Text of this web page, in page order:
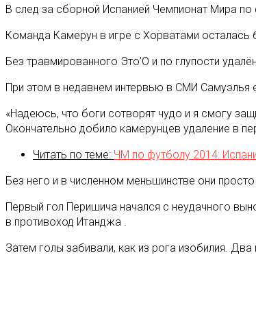
В след за сборной Испанией Чемпионат Мира
Команда Камерун в игре с Хорватами осталась
Без травмированного Это’О и по глупости
При этом в недавнем интервью в СМИ
«Надеюсь, что боги сотворят чудо и я смогу
Окончательно добило камерунцев удаление в
Читать по теме: ЧМ по футболу 2014:
Без него и в численном меньшинстве они
Первый гол Перишича начался с неудачного
в противоход Итанджа .
Затем голы забивали, как из рога изобилия.